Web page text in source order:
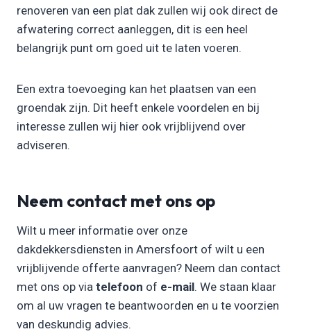
renoveren van een plat dak zullen wij ook direct de
afwatering correct aanleggen, dit is een heel
belangrijk punt om goed uit te laten voeren.
Een extra toevoeging kan het plaatsen van een
groendak zijn. Dit heeft enkele voordelen en bij
interesse zullen wij hier ook vrijblijvend over
adviseren.
Neem contact met ons op
Wilt u meer informatie over onze
dakdekkersdiensten in Amersfoort of wilt u een
vrijblijvende offerte aanvragen? Neem dan contact
met ons op via telefoon of e-mail. We staan klaar
om al uw vragen te beantwoorden en u te voorzien
van deskundig advies.